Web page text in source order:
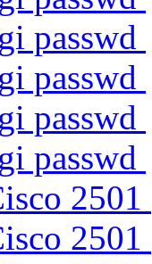
passwd
passwd
passwd
passwd
2501
2501